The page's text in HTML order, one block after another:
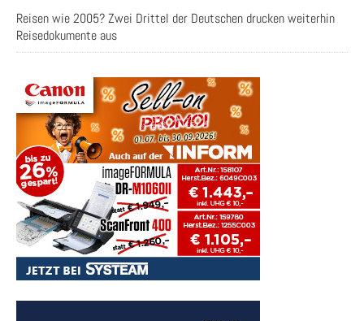
Reisen wie 2005? Zwei Drittel der Deutschen drucken weiterhin
Reisedokumente aus